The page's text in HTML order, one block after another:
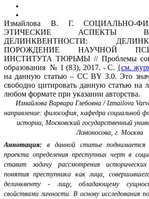
Измайлова В. Г. СОЦИАЛЬНО-
ЭТИЧЕСКИЕ АСПЕКТЫ
ДЕЛИНКВЕНТНОСТИ:
ПОРОЖДЕНИЕ НАУЧНОЙ
ИНСТИТУТА ТЮРЬМЫ // Проблемы
образования № 1 (83), 2017. - С. {см.
на данную статью – CC BY 3.0. Это
свободно цитировать данную статью на
любом формате при указании авторства.
Измайлова Варвара Глебовна / Izmailova
направление: философия, кафедра социальной
истории, Московский государственный
Ломоносова, г. Москва
Аннотация: в данной статье поднимается
проекта определения преступных черт в
ставит задачу рассмотрения
понятия преступника как лица,
делинквенту - лицу, обладающему
свойствами личности. В основу исследования